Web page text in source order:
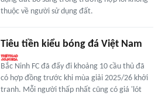
thuộc về người sử dụng đất.
Tiêu tiền kiểu bóng đá Việt Nam
Bắc Ninh FC đã đẩy đi khoảng 10 cầu thủ đã
có hợp đồng trước khi mùa giải 2025/26 khởi
tranh. Mỗi người thấp nhất cũng có giá 'lót